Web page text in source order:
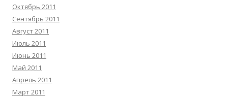
Октябрь 2011
Сентябрь 2011
Август 2011
Июль 2011
Июнь 2011
Май 2011
Апрель 2011
Март 2011